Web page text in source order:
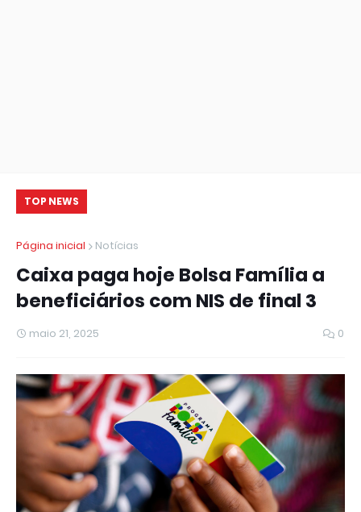
TOP NEWS
Página inicial Notícias
Caixa paga hoje Bolsa Família a
beneficiários com NIS de final 3
maio 21, 2025 0